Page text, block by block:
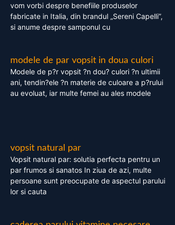
vom vorbi despre benefiile produselor
fabricate in Italia, din brandul „Sereni Capelli”,
si anume despre samponul cu
modele de par vopsit in doua culori
Modele de p?r vopsit ?n dou? culori ?n ultimii
ani, tendin?ele ?n materie de culoare a p?rului
au evoluat, iar multe femei au ales modele
vopsit natural par
Vopsit natural par: solutia perfecta pentru un
par frumos si sanatos In ziua de azi, multe
persoane sunt preocupate de aspectul parului
lor si cauta